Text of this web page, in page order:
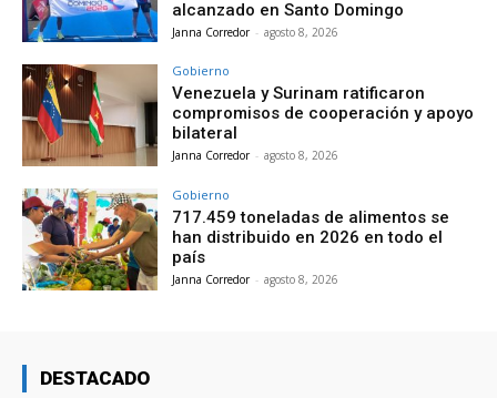
alcanzado en Santo Domingo
Janna Corredor - agosto 8, 2026
Gobierno
Venezuela y Surinam ratificaron
compromisos de cooperación y apoyo
bilateral
Janna Corredor - agosto 8, 2026
Gobierno
717.459 toneladas de alimentos se
han distribuido en 2026 en todo el
país
Janna Corredor - agosto 8, 2026
DESTACADO